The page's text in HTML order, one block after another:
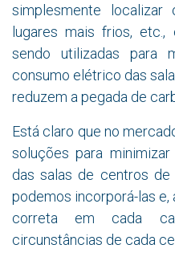
simplesmente
lugares mais frios,
sendo utilizadas para
consumo elétrico das
reduzem a pegada de
Está claro que no
soluções para
das salas de centros
podemos incorporá-las e,
correta em cada
circunstâncias de cada